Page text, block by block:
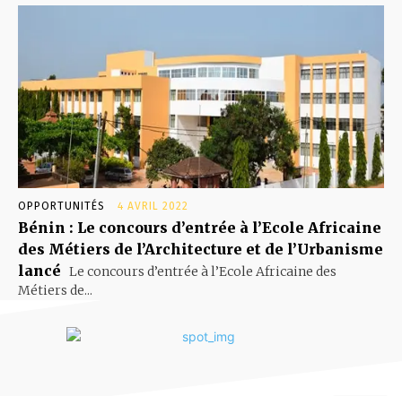
OPPORTUNITÉS 4 AVRIL 2022
Bénin : Le concours d’entrée à l’Ecole Africaine
des Métiers de l’Architecture et de l’Urbanisme
lancé Le concours d’entrée à l’Ecole Africaine des
Métiers de...